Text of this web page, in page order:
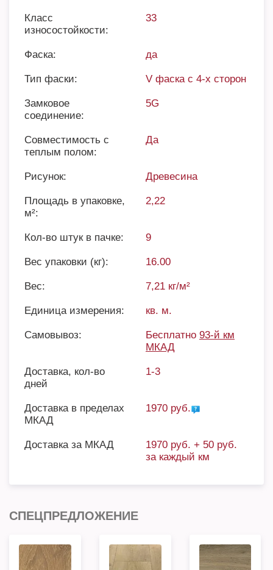
Класс
износостойкости:
33
Фаска: да
Тип фаски: V фаска с 4-х сторон
Замковое
соединение:
5G
Совместимость с
теплым полом:
Да
Рисунок: Древесина
Площадь в упаковке,
м²:
2,22
Кол-во штук в пачке: 9
Вес упаковки (кг): 16.00
Вес: 7,21 кг/м²
Единица измерения: кв. м.
Самовывоз: Бесплатно 93-й км
МКАД
Доставка, кол-во
дней
1-3
Доставка в пределах
МКАД
1970 руб.
Доставка за МКАД
1970 руб. + 50 руб.
за каждый км
СПЕЦПРЕДЛОЖЕНИЕ